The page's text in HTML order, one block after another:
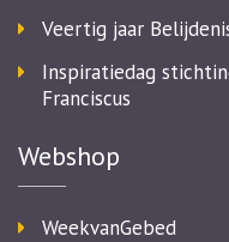
Veertig jaar
Inspiratiedag
Franciscus
Webshop
WeekvanGebed